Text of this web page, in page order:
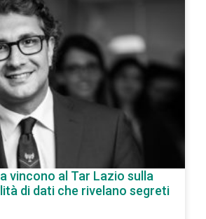
vincono al Tar Lazio sulla
di dati che rivelano segreti